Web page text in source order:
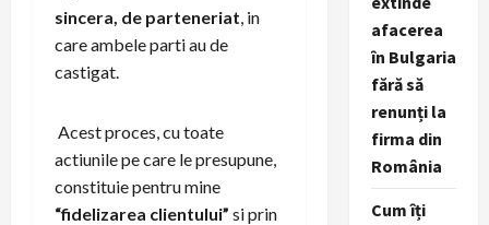
sincera, de parteneriat, in
care ambele parti au de
castigat.
Acest proces, cu toate
actiunile pe care le presupune,
constituie pentru mine
“fidelizarea clientului” si prin
afacerea
în Bulgaria
fără să
renunți la
firma din
România
Cum îți